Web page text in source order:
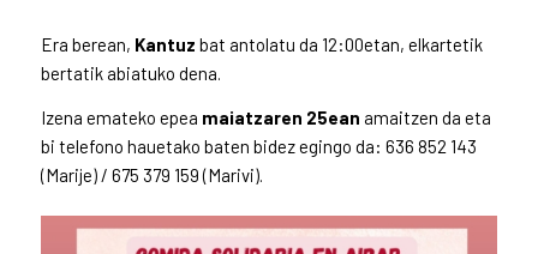
Era berean, Kantuz bat antolatu da 12:00etan, elkartetik
bertatik abiatuko dena.
Izena emateko epea maiatzaren 25ean amaitzen da eta
bi telefono hauetako baten bidez egingo da: 636 852 143
(Marije) / 675 379 159 (Marivi).